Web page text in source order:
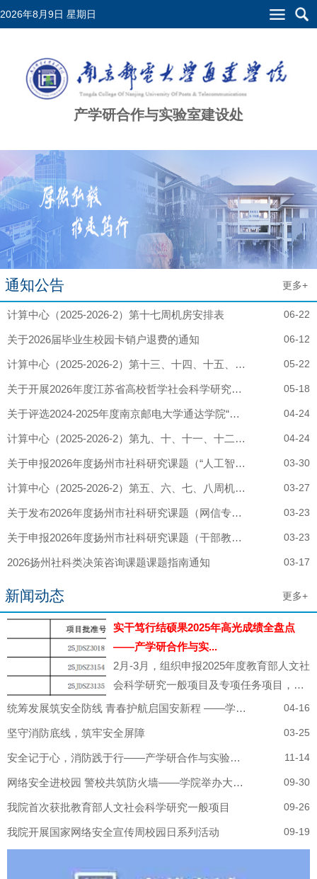
2026年8月9日 星期日
产学研合作与实验室建设处
通知公告 更多+
计算中心（2025-2026-2）第十七周机房安排表 06-22
关于2026届毕业生校园卡销户退费的通知 06-12
计算中心（2025-2026-2）第十三、十四、十五、十六周机房安排表 05-22
关于开展2026年度江苏省高校哲学社会科学研究项目申报工作的通知 05-18
关于评选2024-2025年度南京邮电大学通达学院“三育人”先进个人的通知 04-24
计算中心（2025-2026-2）第九、十、十一、十二周机房安排表 04-24
关于申报2026年度扬州市社科研究课题（“人工智能+”专项）的通知 03-30
计算中心（2025-2026-2）第五、六、七、八周机房安排表 03-27
关于发布2026年度扬州市社科研究课题（网信专项）的通知 03-23
关于申报2026年度扬州市社科研究课题（干部教育培训专项）的通知 03-23
2026扬州社科类决策咨询课题课题指南通知 03-17
新闻动态 更多+
实干笃行结硕果2025年高光成绩全盘点
——产学研合作与实...
2月-3月，组织申报2025年度教育部人文社
会科学研究一般项目及专项任务项目，共
计申报...
统筹发展筑安全防线 青春护航启国安新程 ——学院开展 2026 年全民国家安全教育日系列宣传活动 04-16
坚守消防底线，筑牢安全屏障 03-25
安全记于心，消防践于行——产学研合作与实验室建设处联合保卫处开展消防安全培训 11-14
网络安全进校园 警校共筑防火墙——学院举办大学生网络安全教育专题讲座 09-30
我院首次获批教育部人文社会科学研究一般项目 09-26
我院开展国家网络安全宣传周校园日系列活动 09-19